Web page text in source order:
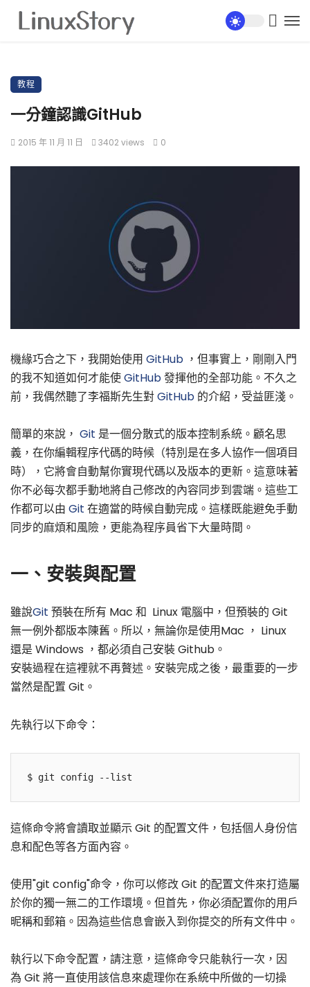
教程
一分鐘認識GitHub
2015 年 11 月 11 日 3402 views 0
機緣巧合之下，我開始使用 GitHub ，但事實上，剛剛入門
的我不知道如何才能使GitHub發揮他的全部功能。不久之
前，我偶然聽了李福斯先生對GitHub 的介紹，受益匪淺。
簡單的來說， Git 是一個分散式的版本控制系統。顧名思
義，在你編輯程序代碼的時候（特別是在多人協作一個項目
時），它將會自動幫你實現代碼以及版本的更新。這意味著
你不必每次都手動地將自己修改的內容同步到雲端。這些工
作都可以由 Git 在適當的時候自動完成。這樣既能避免手動
同步的麻煩和風險，更能為程序員省下大量時間。
一、安裝與配置
雖說Git 預裝在所有 Mac 和 Linux 電腦中，但預裝的 Git
無一例外都版本陳舊。所以，無論你是使用Mac ， Linux
還是 Windows ，都必須自己安裝 Github。
安裝過程在這裡就不再贅述。安裝完成之後，最重要的一步
當然是配置 Git。
先執行以下命令：
$ git config --list
這條命令將會讀取並顯示 Git 的配置文件，包括個人身份信
息和配色等各方面內容。
使用"git config"命令，你可以修改 Git 的配置文件來打造屬
於你的獨一無二的工作環境。但首先，你必須配置你的用戶
昵稱和郵箱。因為這些信息會嵌入到你提交的所有文件中。
執行以下命令配置，請注意，這條命令只能執行一次，因
為 Git 將一直使用該信息來處理你在系統中所做的一切操